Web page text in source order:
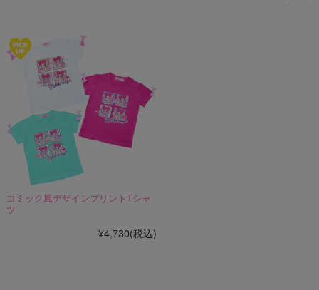
コミック風デザインプリントTシャ
ツ
¥4,730(税込)